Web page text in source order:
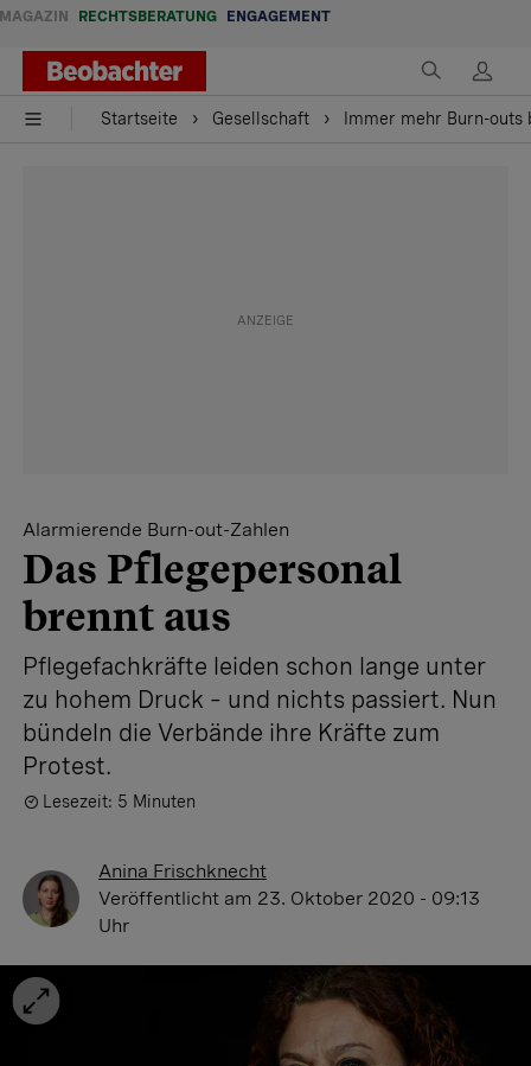
MAGAZIN RECHTSBERATUNG ENGAGEMENT
Startseite Gesellschaft Immer mehr Burn-outs
Alarmierende Burn-out-Zahlen
Das Pflegepersonal
brennt aus
Pflegefachkräfte leiden schon lange unter
zu hohem Druck – und nichts passiert. Nun
bündeln die Verbände ihre Kräfte zum
Protest.
Lesezeit: 5 Minuten
Anina Frischknecht
Veröffentlicht am 23. Oktober 2020 - 09:13
Uhr